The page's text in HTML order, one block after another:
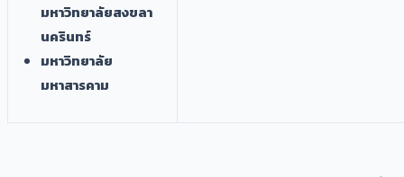
มหาวิทยาลัยสงขลา
นครินทร์
มหาวิทยาลัย
มหาสารคาม